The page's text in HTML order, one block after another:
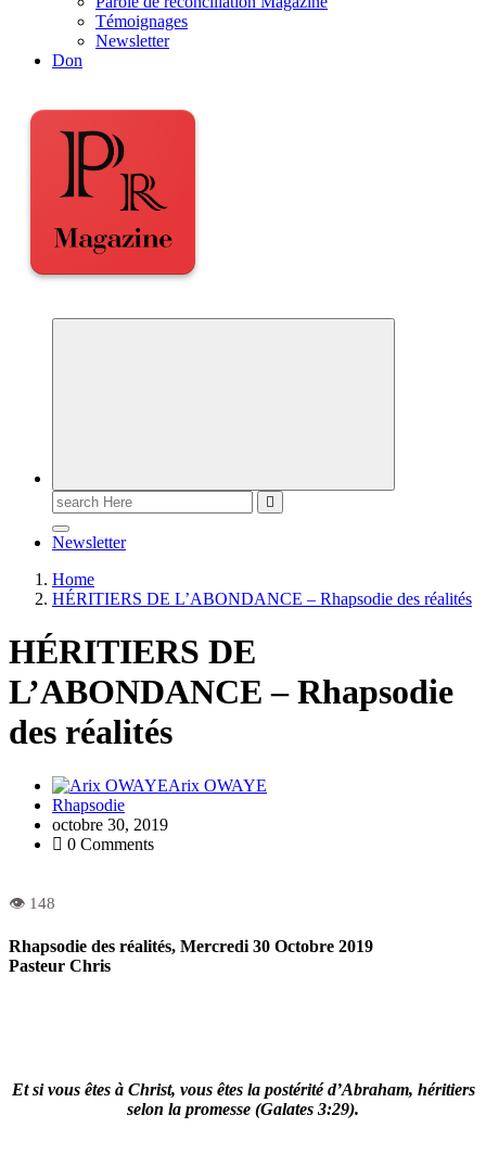
Témoignages
Newsletter
Don
Newsletter
Home
HÉRITIERS DE L’ABONDANCE – Rhapsodie des réalités
HÉRITIERS DE
L’ABONDANCE – Rhapsodie
des réalités
Arix OWAYE
Rhapsodie
octobre 30, 2019
0 Comments
Rhapsodie des réalités, Mercredi 30 Octobre 2019
Pasteur Chris
Et si vous êtes à Christ, vous êtes la postérité d’Abraham, héritiers
selon la promesse (Galates 3:29).